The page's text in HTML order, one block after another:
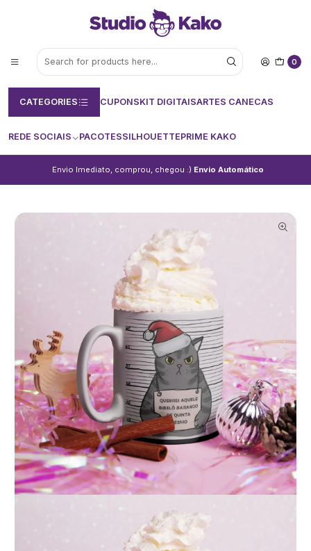
0
CATEGORIES CUPONSKIT DIGITAISARTES CANECAS
REDE SOCIAIS PACOTESSILHOUETTEPRIME KAKO
Envio Imediato, comprou, chegou :) Envio Automático